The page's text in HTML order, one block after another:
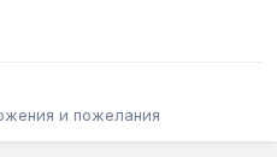
и пожелания